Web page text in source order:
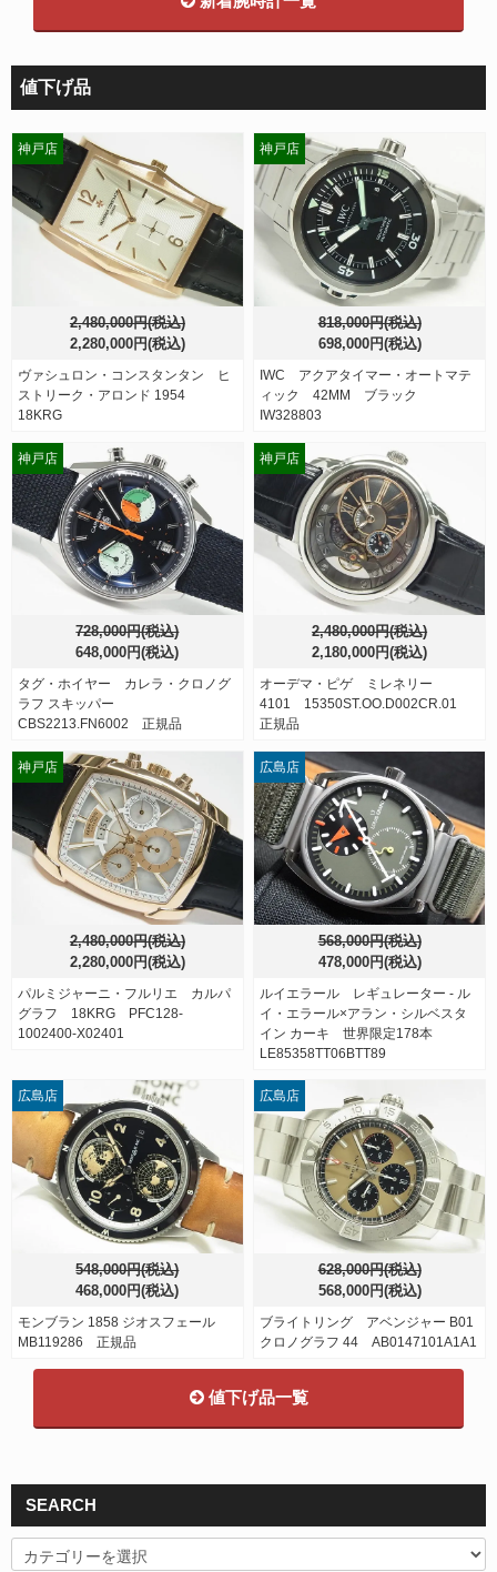
値下げ品
2,480,000円(税込)
2,280,000円(税込)
ヴァシュロン・コンスタンタン ヒ
ストリーク・アロンド 1954
18KRG
神戸店
818,000円(税込)
698,000円(税込)
IWC アクアタイマー・オートマテ
ィック 42MM ブラック
IW328803
神戸店
728,000円(税込)
648,000円(税込)
タグ・ホイヤー カレラ・クロノグ
ラフ スキッパー
CBS2213.FN6002 正規品
神戸店
2,480,000円(税込)
2,180,000円(税込)
オーデマ・ピゲ ミレネリー
4101 15350ST.OO.D002CR.01
正規品
神戸店
2,480,000円(税込)
2,280,000円(税込)
パルミジャーニ・フルリエ カルパ
グラフ 18KRG PFC128-
1002400-X02401
神戸店
568,000円(税込)
478,000円(税込)
ルイエラール レギュレーター - ル
イ・エラール×アラン・シルベスタ
イン カーキ 世界限定178本
LE85358TT06BTT89
広島店
548,000円(税込)
468,000円(税込)
モンブラン 1858 ジオスフェール
MB119286 正規品
広島店
628,000円(税込)
568,000円(税込)
ブライトリング アベンジャー B01
クロノグラフ 44 AB0147101A1A1
広島店
値下げ品一覧
SEARCH